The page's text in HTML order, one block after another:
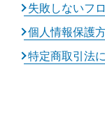
失敗しないフ
個人情報保護
特定商取引法